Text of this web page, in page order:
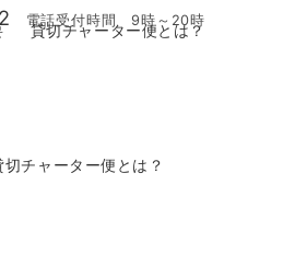
電話受付時間 9時～20時
切チャーター便とは？
貸切チャーター便とは？